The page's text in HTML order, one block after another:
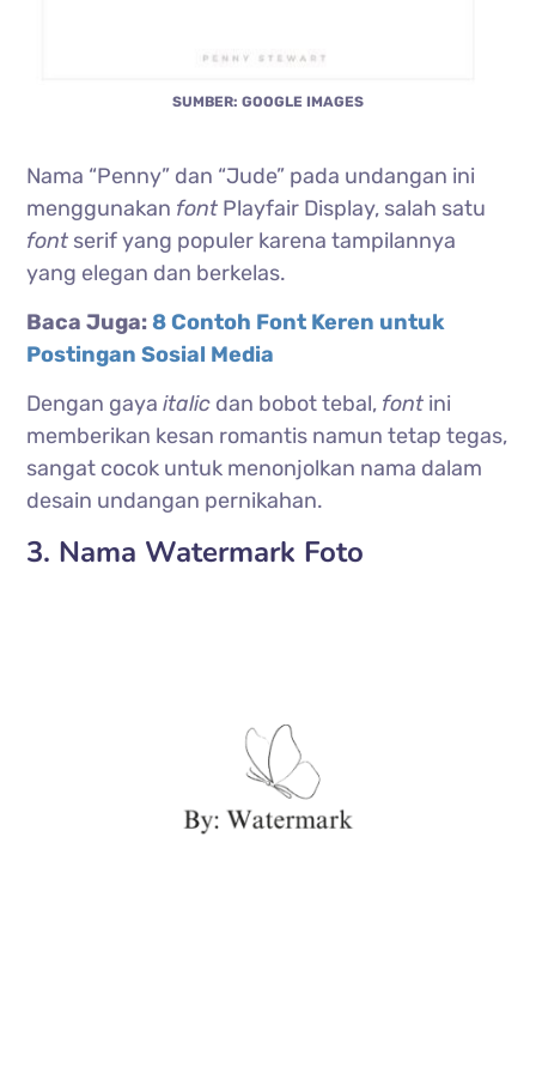
SUMBER: GOOGLE IMAGES
Nama “Penny” dan “Jude” pada undangan ini
menggunakan font Playfair Display, salah satu
font serif yang populer karena tampilannya
yang elegan dan berkelas.
Baca Juga: 8 Contoh Font Keren untuk
Postingan Sosial Media
Dengan gayaitalic dan bobot tebal, font ini
memberikan kesan romantis namun tetap tegas,
sangat cocok untuk menonjolkan nama dalam
desain undangan pernikahan.
3. Nama Watermark Foto